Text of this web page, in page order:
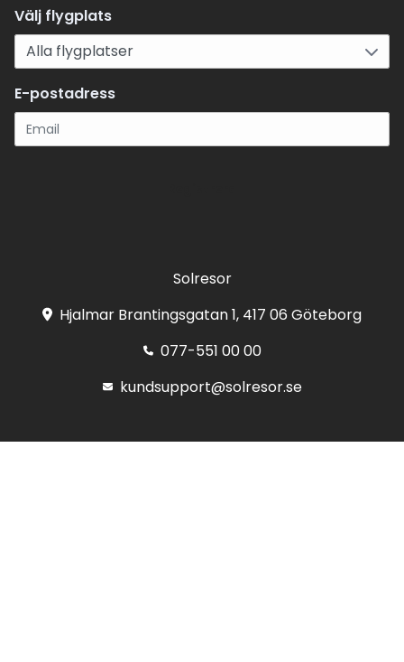
Välj flygplats
E-postadress
Solresor
Hjalmar Brantingsgatan 1, 417 06 Göteborg
077-551 00 00
kundsupport@solresor.se